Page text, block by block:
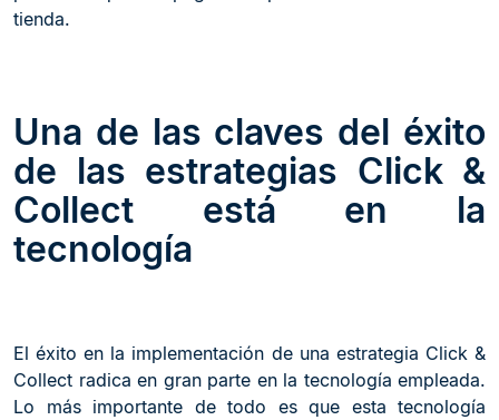
tienda.
Una de las claves del éxito
de las estrategias Click &
Collect está en la
tecnología
El éxito en la implementación de una estrategia Click &
Collect radica en gran parte en la tecnología empleada.
Lo más importante de todo es que esta tecnología